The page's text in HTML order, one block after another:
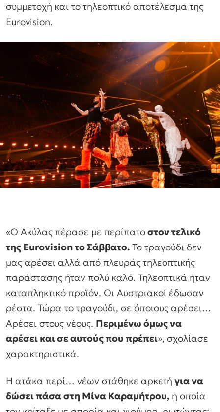
συμμετοχή και το τηλεοπτικό αποτέλεσμα της
Eurovision.
«Ο Ακύλας πέρασε με περίπατοστον τελικό
της Eurovision το Σάββατο. Το τραγούδι δεν
μας αρέσει αλλά από πλευράς τηλεοπτικής
παράστασης ήταν πολύ καλό. Τηλεοπτικά ήταν
καταπληκτικό προϊόν. Οι Αυστριακοί έδωσαν
ρέστα. Τώρα το τραγούδι, σε όποιους αρέσει…
Αρέσει στους νέους. Περιμένω όμως να
αρέσει και σε αυτούς που πρέπει», σχολίασε
χαρακτηριστικά.
Η ατάκα περί… νέων στάθηκε αρκετή για να
δώσει πάσα στη Μίνα Καραμήτρου, η οποία